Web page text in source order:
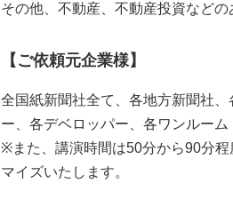
その他、不動産、不動産投資など
【ご依頼元企業様】
全国紙新聞社全て、各地方新聞社
ー、各デベロッパー、各ワンルー
※また、講演時間は50分から90分
マイズいたします。